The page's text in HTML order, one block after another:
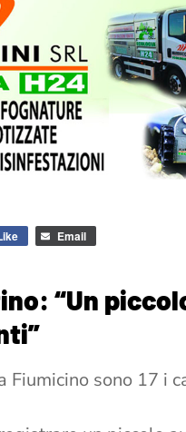
Email
“Un
Fiumicino sono 17 i